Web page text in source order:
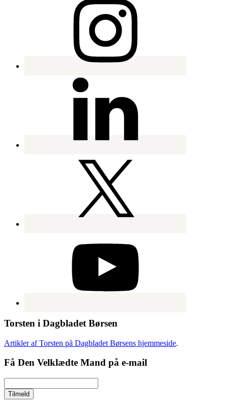
Torsten i Dagbladet Børsen
Artikler af Torsten på Dagbladet Børsens hjemmeside.
Få Den Velklædte Mand på e-mail